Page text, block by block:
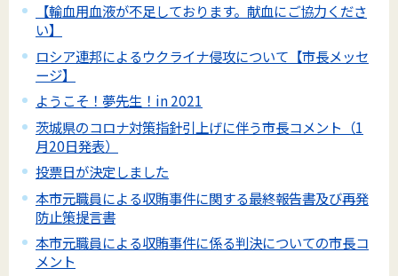
【輸血用血液が不足しております。献血にご協力くださ
い】
ロシア連邦によるウクライナ侵攻について【市長メッセ
ージ】
ようこそ！夢先生！in 2021
茨城県のコロナ対策指針引上げに伴う市長コメント（1
月20日発表）
投票日が決定しました
本市元職員による収賄事件に関する最終報告書及び再発
防止策提言書
本市元職員による収賄事件に係る判決についての市長コ
メント